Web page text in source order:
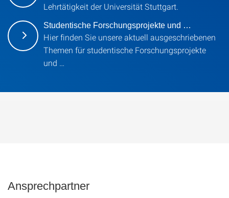
Lehrtätigkeit der Universität Stuttgart.
Studentische Forschungsprojekte und …
Hier finden Sie unsere aktuell ausgeschriebenen
Themen für studentische Forschungsprojekte
und …
Ansprechpartner